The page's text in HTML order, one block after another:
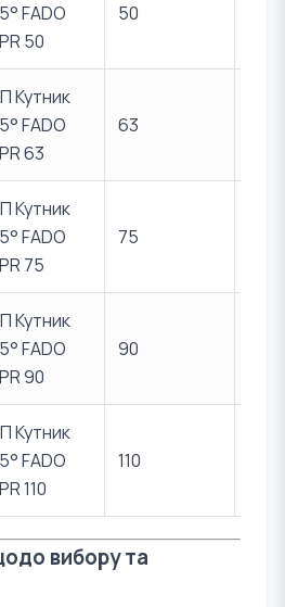
FADO
50
50
Кутник
FADO
63
63
Кутник
FADO
75
75
Кутник
FADO
90
90
Кутник
FADO
110
110
вибору та